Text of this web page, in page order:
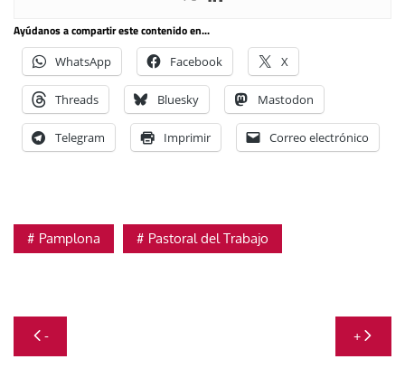
Ayúdanos a compartir este contenido en...
WhatsApp Facebook X
Threads Bluesky Mastodon
Telegram Imprimir Correo electrónico
Pamplona Pastoral del Trabajo
Navegación
de
- +